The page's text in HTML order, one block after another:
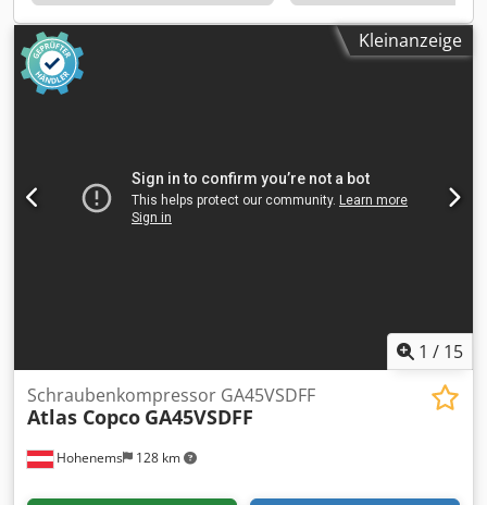
Kleinanzeige
1 / 15
Hohenems 128 km
Schraubenkompressor GA45VSDFF
Atlas Copco GA45VSDFF